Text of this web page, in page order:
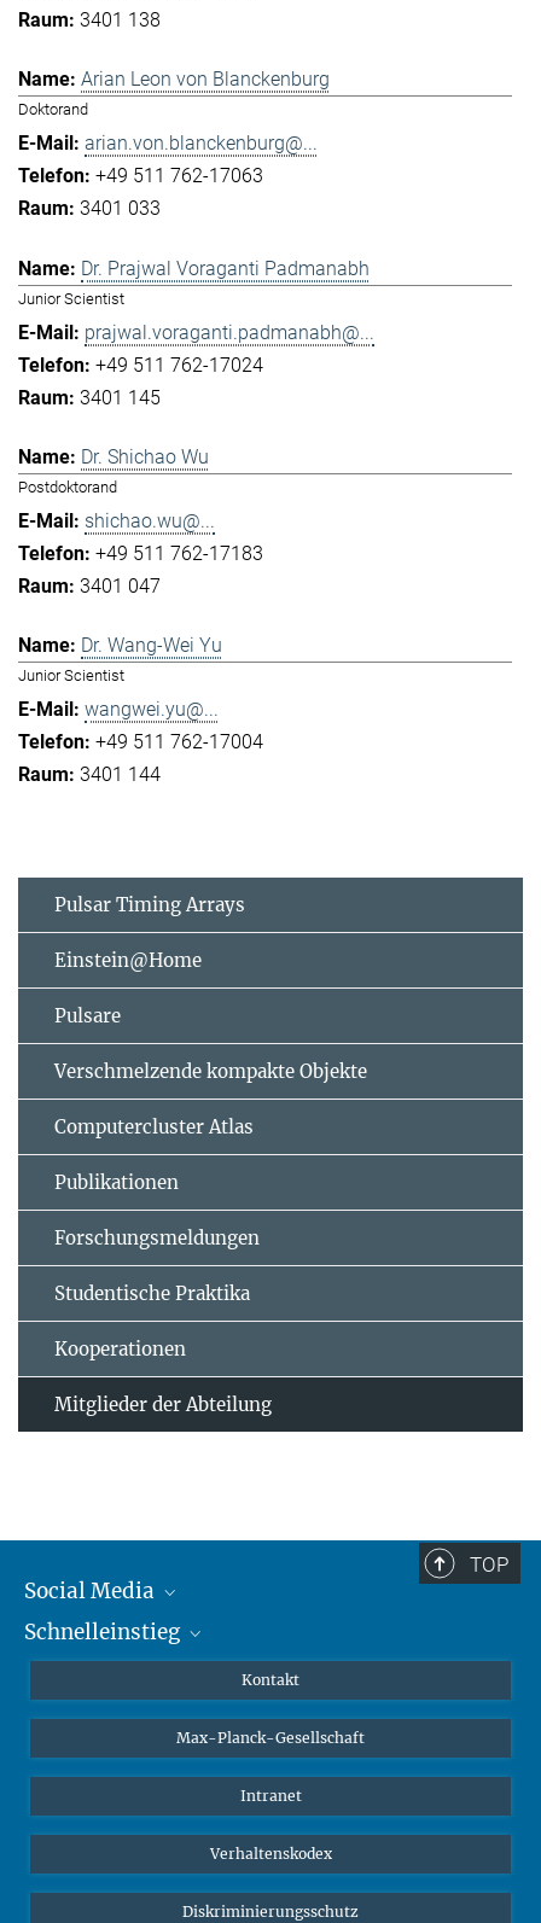
3401 138
Arian Leon von Blanckenburg
Doktorand
arian.von.blanckenburg@...
+49 511 762-17063
3401 033
Dr. Prajwal Voraganti Padmanabh
Junior Scientist
prajwal.voraganti.padmanabh@...
+49 511 762-17024
3401 145
Dr. Shichao Wu
Postdoktorand
shichao.wu@...
+49 511 762-17183
3401 047
Dr. Wang-Wei Yu
Junior Scientist
wangwei.yu@...
+49 511 762-17004
3401 144
Pulsar Timing Arrays
Einstein@Home
Pulsare
Verschmelzende kompakte Objekte
Computercluster Atlas
Publikationen
Forschungsmeldungen
Studentische Praktika
Kooperationen
Mitglieder der Abteilung
TOP
Social Media
Mastodon
Schnelleinstieg
Studierende
Schüler*innen
Öffentlichkeit
Alumnae | Alumni
Kontakt
Max-Planck-Gesellschaft
Intranet
Verhaltenskodex
Diskriminierungsschutz